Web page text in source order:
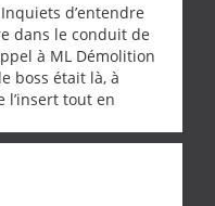
d’entendre
dans le conduit de
à ML Démolition
boss était là, à
l’insert tout en
occupé de
ses esprits et
procédé au